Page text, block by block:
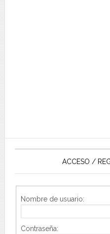
ACCESO /
Nombre de usuario:
Contraseña: